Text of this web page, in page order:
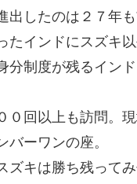
したのは２７年も
たインドにスズキ
分制度が残るイン
０回以上も訪問。
バーワンの座。
ズキは勝ち残ってみ